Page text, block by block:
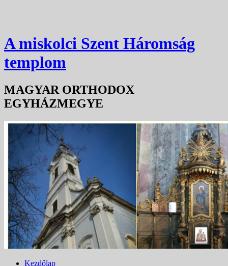
A miskolci Szent Háromság
templom
MAGYAR ORTHODOX
EGYHÁZMEGYE
Kezdőlap